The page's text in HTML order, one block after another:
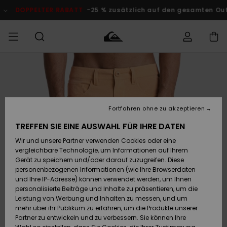
Produktinformation
DOPPELTER RABATT -25 % zusätzlich auf den gesamten
MÄNNER Kleidung
Accessoires
Schuhe&
Flip-Flops
Surf
Snow
JUNGEN
Kleidung
Accessoires
Schuhe&
Flip-Flops
Surf
Snow
FRAUEN
Shop
Brandneu
Highlights
Snow
SURF
Surf Shop
Männer
Kinder
Highlights
Community
SNOW
Snow Shop
Männer
Kinder
Snow Shop
Damen
Highlights
DOPPELTER
RABATT
Outlet
Herren
KINDER
Outlet
Frauen
Auf meine
Bestellung
zugreifen
Versand
Retouren
Bezahlung
Geschenkkarte
Quiksilver
TREFFEN SIE EINE AUSWAHL FÜR IHRE DATEN
Wir und unsere Partner verwenden Cookies oder eine
vergleichbare Technologie, um Informationen auf Ihrem
Gerät zu speichern und/oder darauf zuzugreifen. Diese
personenbezogenen Informationen (wie Ihre Browserdaten
und Ihre IP-Adresse) können verwendet werden, um Ihnen
personalisierte Beiträge und Inhalte zu präsentieren, um die
Leistung von Werbung und Inhalten zu messen, und um
mehr über ihr Publikum zu erfahren, um die Produkte unserer
Partner zu entwickeln und zu verbessern. Sie können Ihre
Fortfahren ohne zu akzeptieren